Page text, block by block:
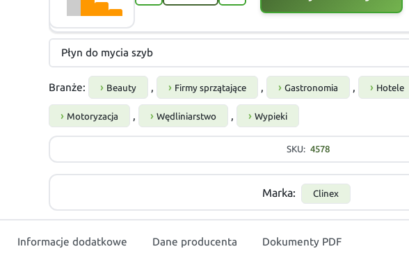
Płyn do mycia szyb
Branże: Beauty , Firmy sprzątające , Gastronomia , Hotele
Motoryzacja , Wędliniarstwo , Wypieki
SKU: 4578
Marka: Clinex
Informacje dodatkowe Dane producenta Dokumenty PDF